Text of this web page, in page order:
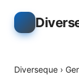
Diverseque ›